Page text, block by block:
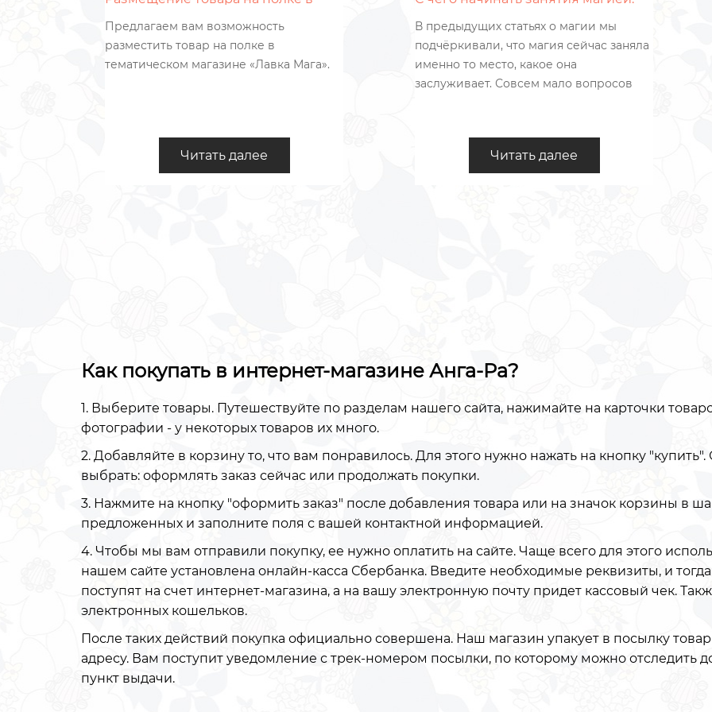
магазине
Предлагаем вам возможность
разместить товар на полке в
тематическом магазине «Лавка Мага».
Читать далее
В предыдущих статьях о магии мы
подчёркивали, что магия сейчас заняла
именно то место, какое она
заслуживает. Совсем мало вопросов
можно значительно преуспеть и
продвинуться в жизни больше, чем это
Читать далее
Как покупать в интернет-магазине Анга-Ра?
1. Выберите товары. Путешествуйте по разделам нашего сайта, нажимайте на карточки
фотографии - у некоторых товаров их много.
2. Добавляйте в корзину то, что вам понравилось. Для этого нужно нажать на кнопку
выбрать: оформлять заказ сейчас или продолжать покупки.
3. Нажмите на кнопку "оформить заказ" после добавления товара или на значок корзины в
предложенных и заполните поля с вашей контактной информацией.
4. Чтобы мы вам отправили покупку, ее нужно оплатить на сайте. Чаще всего для этого
нашем сайте установлена онлайн-касса Сбербанка. Введите необходимые реквизиты, и
поступят на счет интернет-магазина, а на вашу электронную почту придет кассовый чек.
электронных кошельков.
После таких действий покупка официально совершена. Наш магазин упакует в посылку
адресу. Вам поступит уведомление с трек-номером посылки, по которому можно отследить
пункт выдачи.